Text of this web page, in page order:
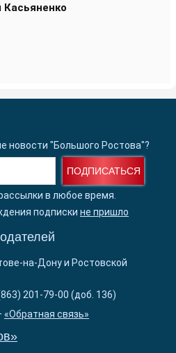
Касьяненко
новости "Большого Ростова"?
ПОДПИСАТЬСЯ
в любое время.
подписки не пришло
на-Дону и Ростовской
201-79-00 (доб. 136)
«Обратная связь»